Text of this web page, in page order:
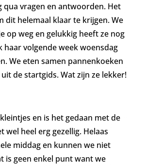
qua vragen en antwoorden. Het
dit helemaal klaar te krijgen. We
op weg en gelukkig heeft ze nog
haar volgende week woensdag
We eten samen pannenkoeken
de startgids. Wat zijn ze lekker!
en is het gedaan met de
wel heel erg gezellig. Helaas
middag en kunnen we niet
is geen enkel punt want we